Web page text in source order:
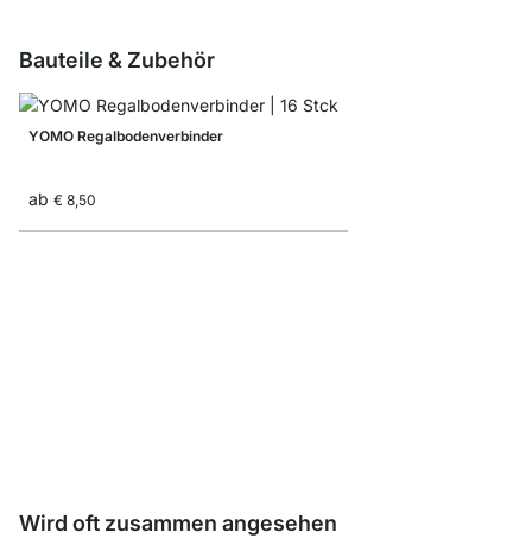
Bauteile & Zubehör
YOMO Regalbodenverbinder
ab € 8,50
Wird oft zusammen angesehen